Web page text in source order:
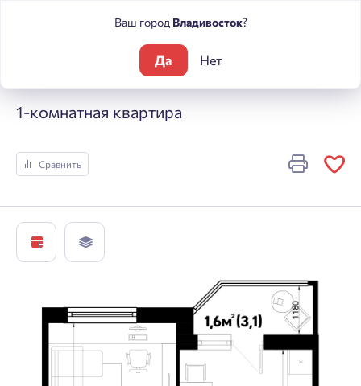
Sport Village
1-комнатная квартира
Сравнить
Ваш город Владивосток?
Да Нет